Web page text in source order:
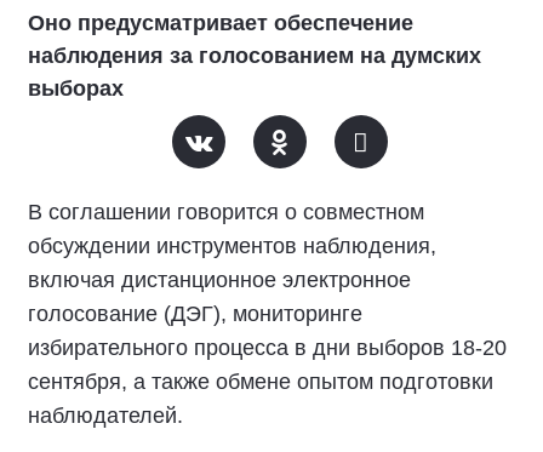
Оно предусматривает обеспечение
наблюдения за голосованием на думских
выборах
В соглашении говорится о совместном
обсуждении инструментов наблюдения,
включая дистанционное электронное
голосование (ДЭГ), мониторинге
избирательного процесса в дни выборов 18-20
сентября, а также обмене опытом подготовки
наблюдателей.